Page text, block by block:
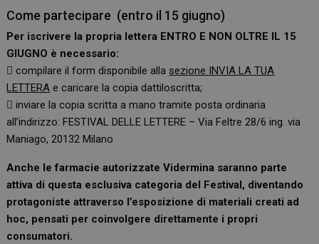
Come partecipare (entro il 15 giugno)
Per iscrivere la propria lettera ENTRO E NON OLTRE IL 15
GIUGNO è necessario:
 compilare il form disponibile alla sezione INVIA LA TUA
LETTERA e caricare la copia dattiloscritta;
 inviare la copia scritta a mano tramite posta ordinaria
all’indirizzo: FESTIVAL DELLE LETTERE – Via Feltre 28/6 ing. via
Maniago, 20132 Milano
Anche le farmacie autorizzate Vidermina saranno parte
attiva di questa esclusiva categoria del Festival, diventando
protagoniste attraverso l’esposizione di materiali creati ad
hoc, pensati per coinvolgere direttamente i propri
consumatori.